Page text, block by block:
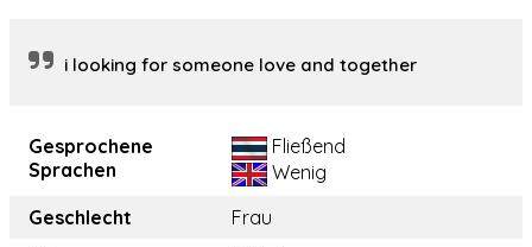
i looking for someone love and together
Gesprochene
Sprachen
Fließend
Wenig
Geschlecht
Frau